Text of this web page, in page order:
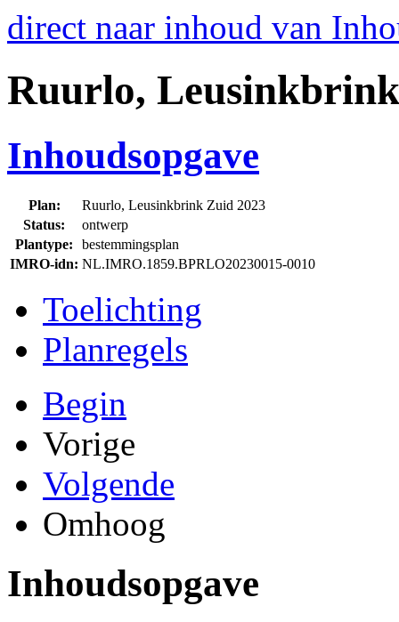
direct naar inhoud van
Ruurlo,
Inhoudsopgave
Plan:
Ruurlo, Leusinkbrink Zuid 2023
Status:
ontwerp
Plantype:
bestemmingsplan
IMRO-idn: NL.IMRO.1859.BPRLO20230015-0010
Toelichting
Planregels
Begin
Vorige
Volgende
Omhoog
Inhoudsopgave